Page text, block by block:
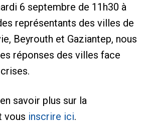
6 septembre de 11h30 à
représentants des villes de
Beyrouth et Gaziantep, nous
réponses des villes face
savoir plus sur la
vous inscrire ici.